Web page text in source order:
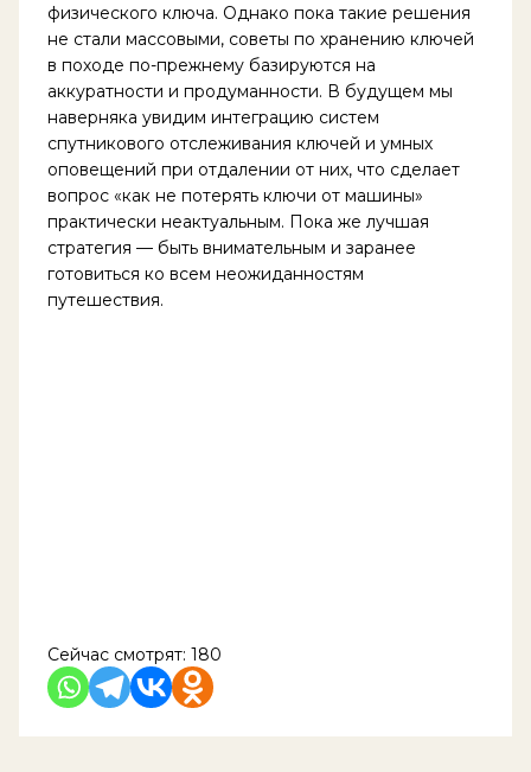
физического ключа. Однако пока такие решения
не стали массовыми, советы по хранению ключей
в походе по-прежнему базируются на
аккуратности и продуманности. В будущем мы
наверняка увидим интеграцию систем
спутникового отслеживания ключей и умных
оповещений при отдалении от них, что сделает
вопрос «как не потерять ключи от машины»
практически неактуальным. Пока же лучшая
стратегия — быть внимательным и заранее
готовиться ко всем неожиданностям
путешествия.
Сейчас смотрят: 180